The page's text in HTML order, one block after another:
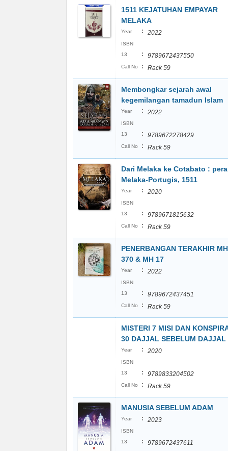
1511 KEJATUHAN EMPAYAR
MELAKA
Year : 2022
ISBN
13
: 9789672437550
Call No : Rack 59
Membongkar sejarah awal
kegemilangan tamadun Islam
Year : 2022
ISBN
13
: 9789672278429
Call No : Rack 59
Dari Melaka ke Cotabato :
Melaka-Portugis, 1511
Year : 2020
ISBN
13
: 9789671815632
Call No : Rack 59
PENERBANGAN TERAKHIR MH
370 & MH 17
Year : 2022
ISBN
13
: 9789672437451
Call No : Rack 59
MISTERI 7 MISI DAN
30 DAJJAL SEBELUM DAJJAL
Year : 2020
ISBN
13
: 9789833204502
Call No : Rack 59
MANUSIA SEBELUM ADAM
Year : 2023
ISBN
13
: 9789672437611